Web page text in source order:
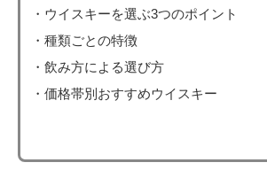
・ウイスキーを選ぶ3つのポイント
・種類ごとの特徴
・飲み方による選び方
・価格帯別おすすめウイスキー